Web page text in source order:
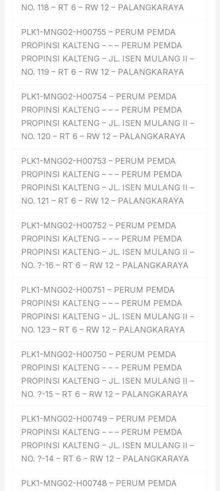
NO. 118 – RT 6 – RW 12 – PALANGKARAYA
PLK1-MNG02-H00755 – PERUM PEMDA
PROPINSI KALTENG – – – PERUM PEMDA
PROPINSI KALTENG – JL. ISEN MULANG II –
NO. 119 – RT 6 – RW 12 – PALANGKARAYA
PLK1-MNG02-H00754 – PERUM PEMDA
PROPINSI KALTENG – – – PERUM PEMDA
PROPINSI KALTENG – JL. ISEN MULANG II –
NO. 120 – RT 6 – RW 12 – PALANGKARAYA
PLK1-MNG02-H00753 – PERUM PEMDA
PROPINSI KALTENG – – – PERUM PEMDA
PROPINSI KALTENG – JL. ISEN MULANG II –
NO. 121 – RT 6 – RW 12 – PALANGKARAYA
PLK1-MNG02-H00752 – PERUM PEMDA
PROPINSI KALTENG – – – PERUM PEMDA
PROPINSI KALTENG – JL. ISEN MULANG II –
NO. ?-16 – RT 6 – RW 12 – PALANGKARAYA
PLK1-MNG02-H00751 – PERUM PEMDA
PROPINSI KALTENG – – – PERUM PEMDA
PROPINSI KALTENG – JL. ISEN MULANG II –
NO. 123 – RT 6 – RW 12 – PALANGKARAYA
PLK1-MNG02-H00750 – PERUM PEMDA
PROPINSI KALTENG – – – PERUM PEMDA
PROPINSI KALTENG – JL. ISEN MULANG II –
NO. ?-15 – RT 6 – RW 12 – PALANGKARAYA
PLK1-MNG02-H00749 – PERUM PEMDA
PROPINSI KALTENG – – – PERUM PEMDA
PROPINSI KALTENG – JL. ISEN MULANG II –
NO. ?-14 – RT 6 – RW 12 – PALANGKARAYA
PLK1-MNG02-H00748 – PERUM PEMDA